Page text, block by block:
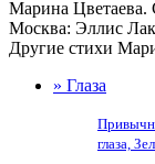
Марина Цветаева.
Москва: Эллис
Другие стихи
» Глаза
глаза,